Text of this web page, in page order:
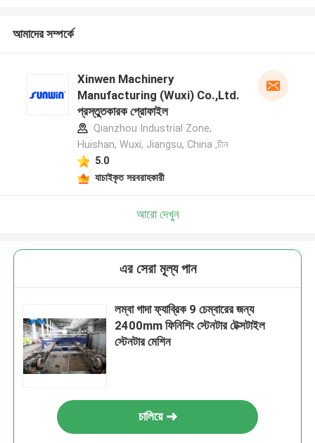
আমাদের সম্পর্কে
Xinwen Machinery
Manufacturing (Wuxi) Co.,Ltd.
প্রস্তুতকারক প্রোফাইল
Qianzhou Industrial Zone,
Huishan, Wuxi, Jiangsu, China ,চীন
5.0
যাচাইকৃত সরবরাহকারী
আরো দেখুন
এর সেরা মূল্য পান
লম্বা গাদা ফ্যাব্রিক 9 চেম্বারের জন্য
2400mm ফিনিশিং স্টেনটার টেক্সটাইল
স্টেনটার মেশিন
চালিয়ে